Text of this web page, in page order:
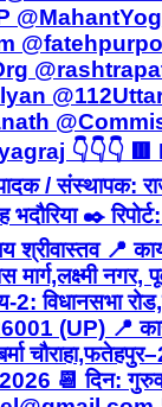
👇👇👇 🟥
/ संस्थापक:
✒️
श्रीवास्तव 📍
नगर,
2: विधानसभा
(UP) 📍
बर्मा
📆 दिन: